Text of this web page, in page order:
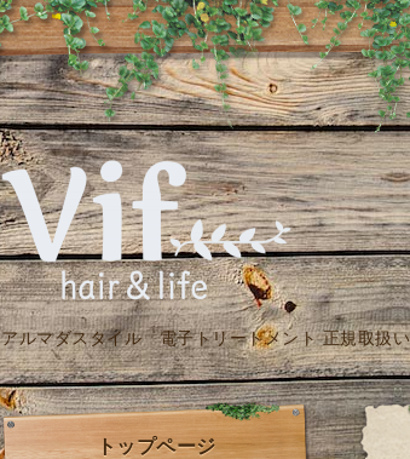
アルマダスタイル 電子トリートメント 正規取扱
トップページ